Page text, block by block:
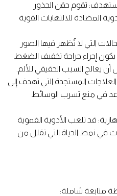
تقوم حقن الجذور
المضادة للالتهابات القوية
التي لا تُظهر فيها الصور
إجراء جراحة تخفيف الضغط
يعالج السبب الحقيقي للألم.
العلاجات المستجدة التي تهدف إلى
في منع تسرب الوسائط
قد تلعب الأدوية الفموية
في نمط الحياة التي تقلل من
متابعة شاملة: